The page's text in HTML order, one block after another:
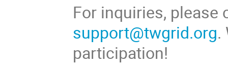
For inquiries,
support@twgrid.org.
participation!